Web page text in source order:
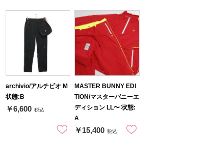
archivio/アルチビオ M
状態:B
￥6,600 税込
MASTER BUNNY EDI
TION/マスターバニーエ
ディション LL〜 状態:
A
￥15,400 税込